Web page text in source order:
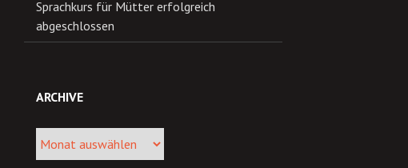
Sprachkurs für Mütter erfolgreich
abgeschlossen
ARCHIVE
Archive